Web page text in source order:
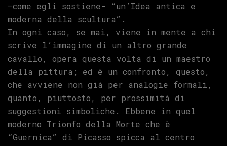
–come egli sostiene- “un’Idea antica e
moderna della scultura”.
In ogni caso, se mai, viene in mente a chi
scrive l’immagine di un altro grande
cavallo, opera questa volta di un maestro
della pittura; ed è un confronto, questo,
che avviene non già per analogie formali,
quanto, piuttosto, per prossimità di
suggestioni simboliche. Ebbene in quel
moderno Trionfo della Morte che è
“Guernica” di Picasso spicca al centro